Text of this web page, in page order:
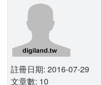
註冊日期: 2016-07-29
文章數: 10